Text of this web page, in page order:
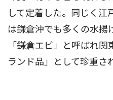
して定着した。同じく江
は鎌倉沖でも多くの水揚
「鎌倉エビ」と呼ばれ
ランド品」として珍重さ